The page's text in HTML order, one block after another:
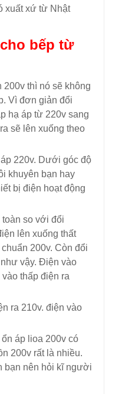
xuất xứ từ Nhật
bếp từ
thì nó sẽ không
Vì đơn giản đổi
hạ áp từ 220v sang
sẽ lên xuống theo
220v. Dưới góc độ
khuyên bạn hay
bị điện hoạt động
so với đổi
lên xuống thất
200v. Còn đổi
vậy. Điện vào
thấp điện ra
ra 210v. điện vào
áp lioa 200v có
200v rất là nhiều.
bạn nên hỏi kĩ người